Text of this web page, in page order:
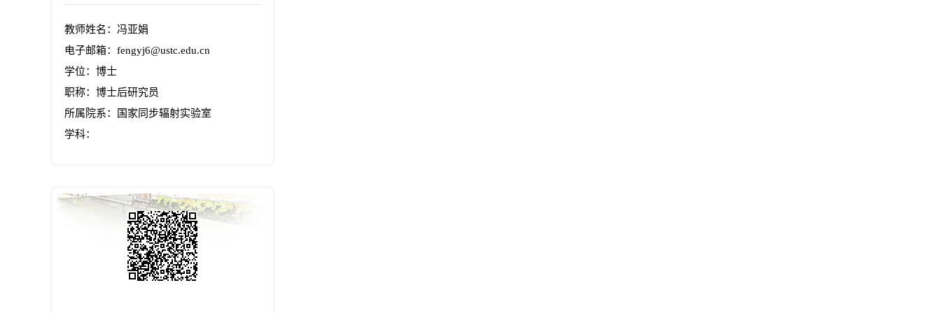
教师姓名：冯亚娟
电子邮箱： fengyj6@ustc.edu.cn
学位：博士
职称：博士后研究员
所属院系：国家同步辐射实验室
学科：